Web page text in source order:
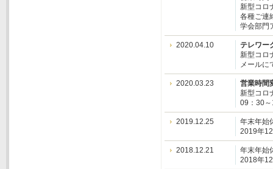
新型コロ
各種ご連
学会部
2020.04.10
テレワー
新型コロ
メールに
2020.03.23
営業時間
新型コロ
09：30
2019.12.25
年末年始
2019年
2018.12.21
年末年始
2018年